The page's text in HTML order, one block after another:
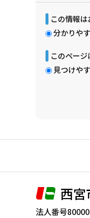
この情報
分かりや
このペー
見つけや
文
で
西
法人番号